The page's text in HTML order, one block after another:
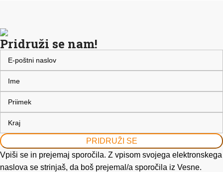
Pridruži se nam!
PRIDRUŽI SE
Vpiši se in prejemaj sporočila. Z vpisom svojega elektronskega
naslova se strinjaš, da boš prejemal/a sporočila iz Vesne.